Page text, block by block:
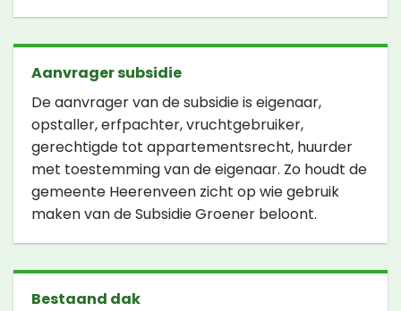
Aanvrager subsidie
De aanvrager van de subsidie is eigenaar,
opstaller, erfpachter, vruchtgebruiker,
gerechtigde tot appartementsrecht, huurder
met toestemming van de eigenaar. Zo houdt de
gemeente Heerenveen zicht op wie gebruik
maken van de Subsidie Groener beloont.
Bestaand dak